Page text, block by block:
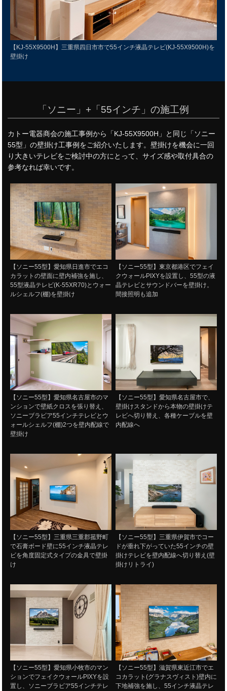
【KJ-55X9500H】三重県四日市市で55インチ液晶テレビ(KJ-55X9500H)を
壁掛け
「ソニー」+「55インチ」の施工例
カトー電器商会の施工事例から「KJ-55X9500H」と同じ「ソニー
55型」の壁掛け工事例をご紹介いたします。壁掛けを機会に一回
り大きいテレビをご検討中の方にとって、サイズ感や取付具合の
参考なれば幸いです。
【ソニー55型】愛知県日進市でエコ
カラットの壁面に壁内補強を施し、
55型液晶テレビ(K-55XR70)とウォー
ルシェルフ(棚)を壁掛け
【ソニー55型】東京都港区でフェイ
クウォールPIXYを設置し、55型の液
晶テレビとサウンドバーを壁掛け。
間接照明も追加
【ソニー55型】愛知県名古屋市のマ
ンションで壁紙クロスを張り替え、
ソニーブラビア55インチテレビとウ
ォールシェルフ(棚)2つを壁内配線で
壁掛け
【ソニー55型】愛知県名古屋市で、
壁掛けスタンドから本物の壁掛けテ
レビへ切り替え、各種ケーブルを壁
内配線へ
【ソニー55型】三重県三重郡菰野町
で石膏ボード壁に55インチ液晶テレ
ビを角度固定式タイプの金具で壁掛
け
【ソニー55型】三重県伊賀市でコー
ドが垂れ下がっていた55インチの壁
掛けテレビを壁内配線へ切り替え(壁
掛けリトライ)
【ソニー55型】愛知県小牧市のマン
ションでフェイクウォールPIXYを設
置し、ソニーブラビア55インチテレ
【ソニー55型】滋賀県東近江市でエ
コカラット(グラナスヴィスト)壁内に
下地補強を施し、55インチ液晶テレ